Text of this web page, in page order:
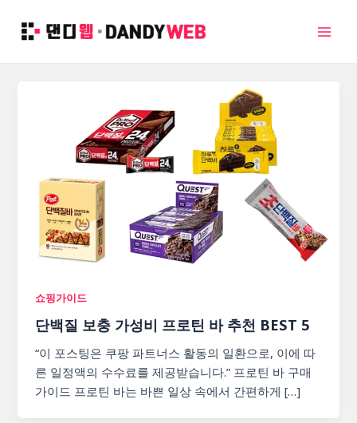
쇼핑가이드
단백질 보충 가성비 프로틴 바 추천 BEST 5
“이 포스팅은 쿠팡 파트너스 활동의 일환으로, 이에 따
른 일정액의 수수료를 제공받습니다.” 프로틴 바 구매
가이드 프로틴 바는 바쁜 일상 속에서 간편하게 […]